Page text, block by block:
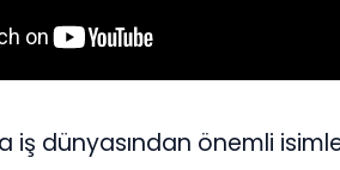
iş dünyasından önemli